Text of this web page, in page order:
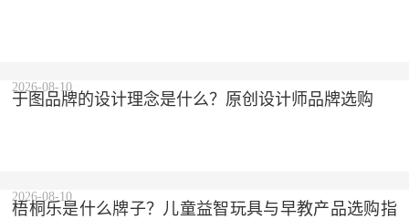
于图品牌的设计理念是什么？原创设计师品牌选购
2026-08-10
梧桐乐是什么牌子？儿童益智玩具与早教产品选购指
2026-08-10